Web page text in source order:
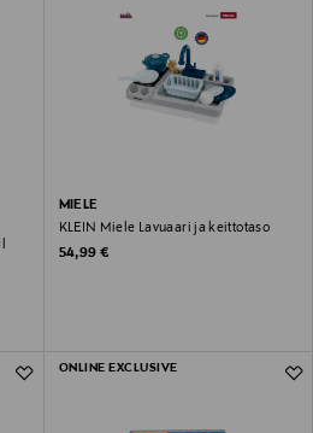
MIELE
KLEIN Miele Lavuaari ja keittotaso
Original Price
54,99 €
ONLINE EXCLUSIVE